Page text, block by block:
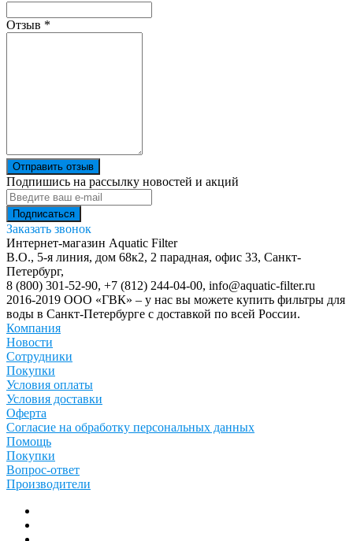
Отзыв *
Отправить отзыв
Подпишись на рассылку новостей и акций
Заказать звонок
Интернет-магазин Aquatic Filter
В.О., 5-я линия, дом 68к2, 2 парадная, офис 33, Санкт-
Петербург,
8 (800) 301-52-90, +7 (812) 244-04-00, info@aquatic-filter.ru
2016-2019 ООО «ГВК» – у нас вы можете купить фильтры для
воды в Санкт-Петербурге с доставкой по всей России.
Компания
Новости
Сотрудники
Покупки
Условия оплаты
Условия доставки
Оферта
Согласие на обработку персональных данных
Помощь
Покупки
Вопрос-ответ
Производители